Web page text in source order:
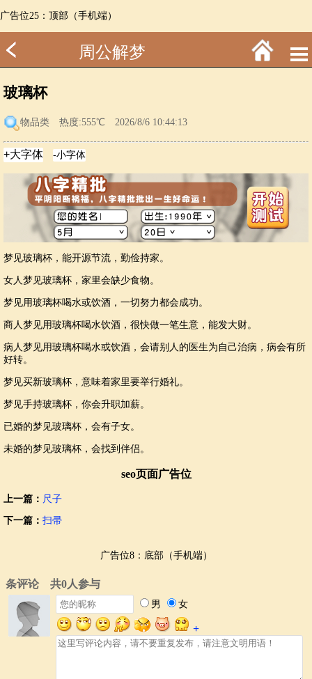
广告位25：顶部（手机端）
周公解梦
玻璃杯
物品类 热度:555℃ 2026/8/6 10:44:13
梦见玻璃杯，能开源节流，勤俭持家。
女人梦见玻璃杯，家里会缺少食物。
梦见用玻璃杯喝水或饮酒，一切努力都会成功。
商人梦见用玻璃杯喝水饮酒，很快做一笔生意，能发大财。
病人梦见用玻璃杯喝水或饮酒，会请别人的医生为自己治病，病会有所
好转。
梦见买新玻璃杯，意味着家里要举行婚礼。
梦见手持玻璃杯，你会升职加薪。
已婚的梦见玻璃杯，会有子女。
未婚的梦见玻璃杯，会找到伴侣。
seo页面广告位
上一篇： 尺子
下一篇： 扫帚
广告位8：底部（手机端）